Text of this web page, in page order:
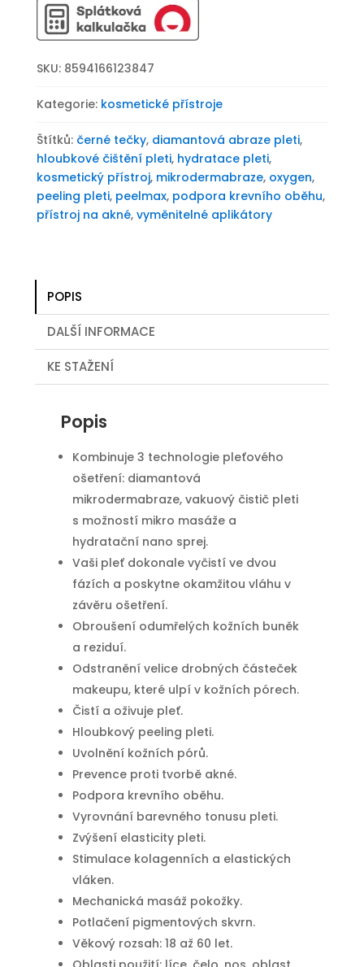
SKU: 8594166123847
Kategorie: kosmetické přístroje
Štítků: černé tečky, diamantová abraze pleti,
hloubkové čištění pleti, hydratace pleti,
kosmetický přístroj, mikrodermabraze, oxygen,
peeling pleti, peelmax, podpora krevního oběhu,
přístroj na akné, vyměnitelné aplikátory
POPIS
DALŠÍ INFORMACE
KE STAŽENÍ
Popis
Kombinuje 3 technologie pleťového
ošetření: diamantová
mikrodermabraze, vakuový čistič pleti
s možností mikro masáže a
hydratační nano sprej.
Vaši pleť dokonale vyčistí ve dvou
fázích a poskytne okamžitou vláhu v
závěru ošetření.
Obroušení odumřelých kožních buněk
a reziduí.
Odstranění velice drobných částeček
makeupu, které ulpí v kožních pórech.
Čistí a oživuje pleť.
Hloubkový peeling pleti.
Uvolnění kožních pórů.
Prevence proti tvorbě akné.
Podpora krevního oběhu.
Vyrovnání barevného tonusu pleti.
Zvýšení elasticity pleti.
Stimulace kolagenních a elastických
vláken.
Mechanická masáž pokožky.
Potlačení pigmentových skvrn.
Věkový rozsah: 18 až 60 let.